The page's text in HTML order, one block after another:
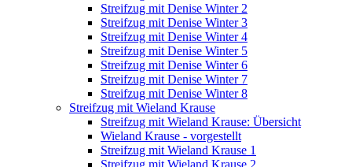
Streifzug mit Denise Winter 2
Streifzug mit Denise Winter 3
Streifzug mit Denise Winter 4
Streifzug mit Denise Winter 5
Streifzug mit Denise Winter 6
Streifzug mit Denise Winter 7
Streifzug mit Denise Winter 8
Streifzug mit Wieland Krause
Streifzug mit Wieland Krause: Übersicht
Wieland Krause - vorgestellt
Streifzug mit Wieland Krause 1
Streifzug mit Wieland Krause 2